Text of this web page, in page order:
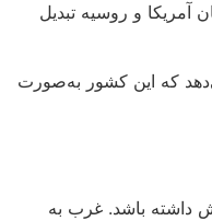
و روسیه تبدیل
که این کشور به‌صورت
داشته باشد. غرب به